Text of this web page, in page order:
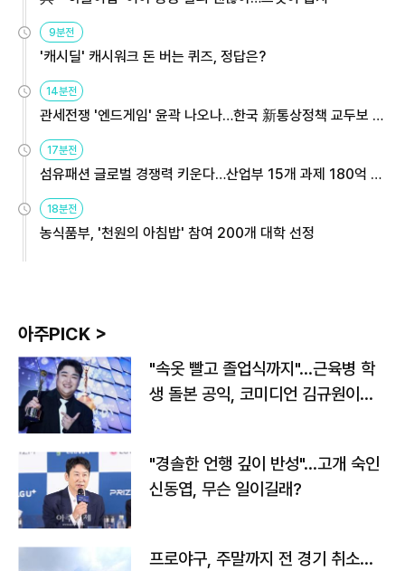
9분전
'캐시딜' 캐시워크 돈 버는 퀴즈, 정답은?
14분전
관세전쟁 '엔드게임' 윤곽 나오나…한국 新통상정책 교두보 활
용해야
17분전
섬유패션 글로벌 경쟁력 키운다…산업부 15개 과제 180억 지
원
18분전
농식품부, '천원의 아침밥' 참여 200개 대학 선정
아주PICK >
"속옷 빨고 졸업식까지"…근육병 학
생 돌본 공익, 코미디언 김규원이었
"경솔한 언행 깊이 반성"…고개 숙인
신동엽, 무슨 일이길래?
프로야구, 주말까지 전 경기 취소…